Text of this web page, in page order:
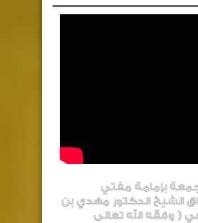
بإمامة مفتي
الشيخ الدكتور مهدي بن
( وفقه الله تعالى